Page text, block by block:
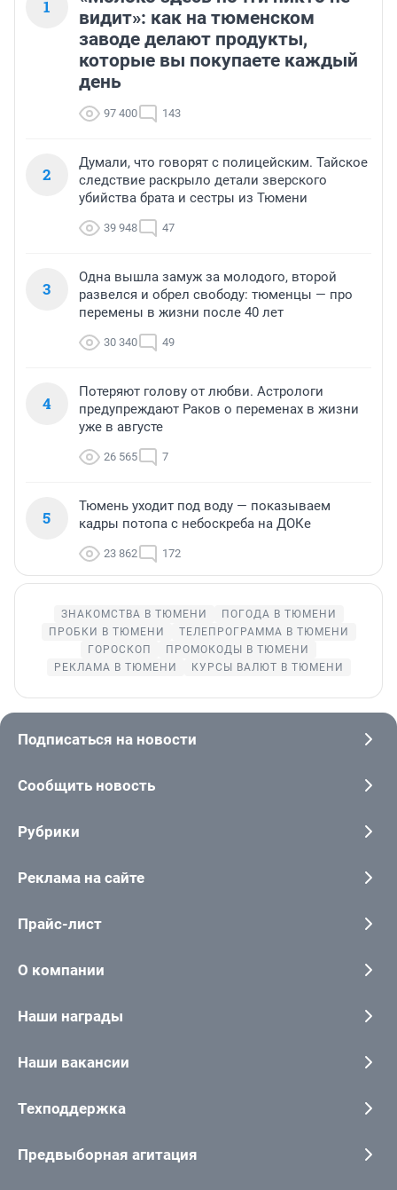
1
видит»: как на тюменском
заводе делают продукты,
которые вы покупаете каждый
день
97 400 143
2
Думали, что говорят с полицейским. Тайское
следствие раскрыло детали зверского
убийства брата и сестры из Тюмени
39 948 47
3
Одна вышла замуж за молодого, второй
развелся и обрел свободу: тюменцы — про
перемены в жизни после 40 лет
30 340 49
4
Потеряют голову от любви. Астрологи
предупреждают Раков о переменах в жизни
уже в августе
26 565 7
5
Тюмень уходит под воду — показываем
кадры потопа с небоскреба на ДОКе
23 862 172
ЗНАКОМСТВА В ТЮМЕНИ
ПОГОДА В ТЮМЕНИ
ПРОБКИ В ТЮМЕНИ
ТЕЛЕПРОГРАММА В ТЮМЕНИ
ГОРОСКОП
ПРОМОКОДЫ В ТЮМЕНИ
РЕКЛАМА В ТЮМЕНИ
КУРСЫ ВАЛЮТ В ТЮМЕНИ
Подписаться на новости
Сообщить новость
Рубрики
Реклама на сайте
Прайс-лист
О компании
Наши награды
Наши вакансии
Техподдержка
Предвыборная агитация